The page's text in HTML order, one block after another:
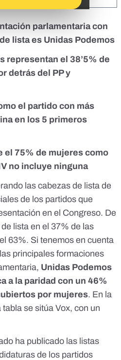
parlamentaria con
lista es Unidas Podemos
representan el 38’5% de
detrás del PP y
el partido con más
en los 5 primeros
el 75% de mujeres como
no incluye ninguna
las cabezas de lista de
de los partidos que
en el Congreso. De
lista en el 37% de las
63%. Si tenemos en cuenta
principales formaciones
Unidas Podemos
a la paridad con un 46%
por mujeres. En la
se sitúa Vox, con un
ha publicado las listas
de los partidos